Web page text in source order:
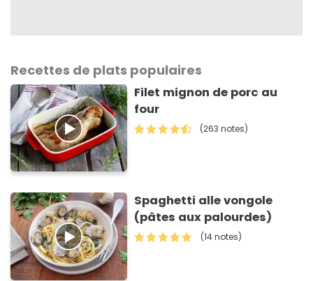
Recettes de plats populaires
Filet mignon de porc au
four
(263 notes)
Spaghetti alle vongole
(pâtes aux palourdes)
(14 notes)